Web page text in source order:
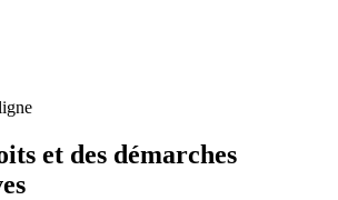
et des démarches